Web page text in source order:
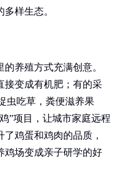
样生态。
养殖方式充满创意。
接变成有机肥；有的采
虫吃草，粪便滋养果
”项目，让城市家庭远程
鸡蛋和鸡肉的品质，
鸡场变成亲子研学的好